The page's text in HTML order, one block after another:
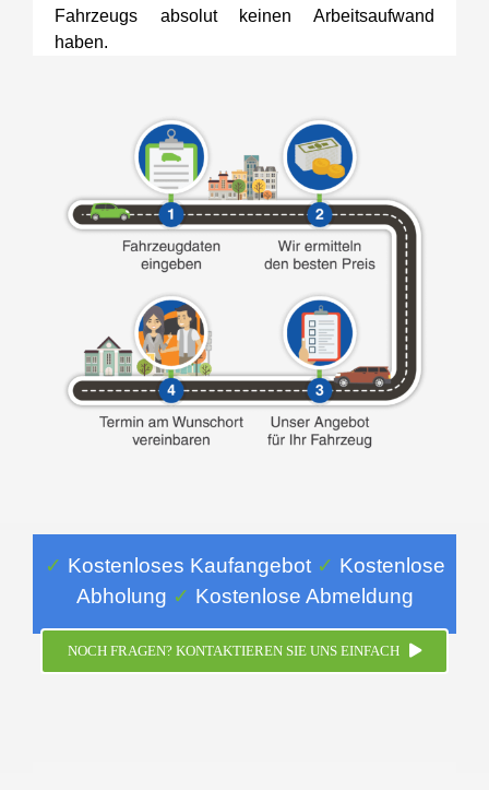
Fahrzeugs absolut keinen Arbeitsaufwand
haben.
✓ Kostenloses Kaufangebot ✓ Kostenlose
Abholung ✓ Kostenlose Abmeldung
NOCH FRAGEN? KONTAKTIEREN SIE UNS EINFACH